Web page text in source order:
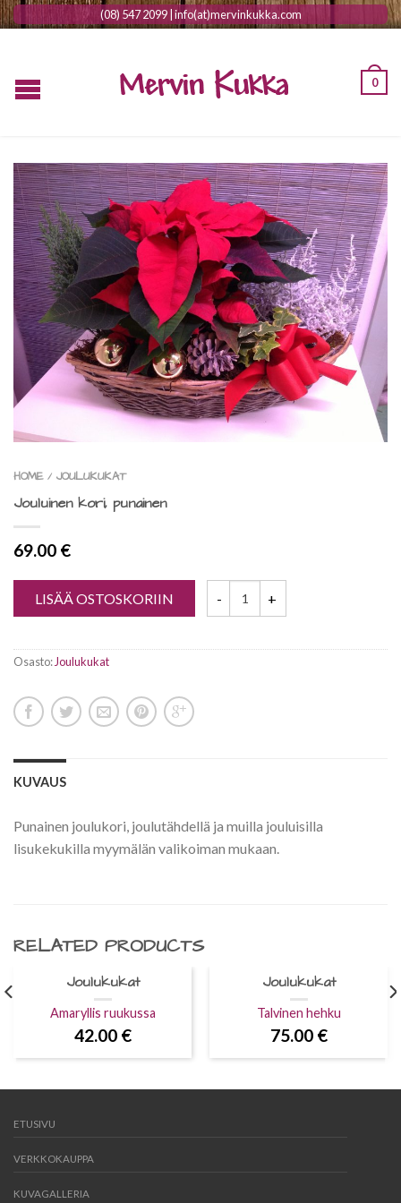
(08) 547 2099 | info(at)mervinkukka.com
0
HOME / JOULUKUKAT
Jouluinen kori, punainen
69.00 €
LISÄÄ OSTOSKORIIN
Osasto:Joulukukat
KUVAUS
Punainen joulukori, joulutähdellä ja muilla jouluisilla
lisukekukilla myymälän valikoiman mukaan.
RELATED PRODUCTS
Joulukukat
Amaryllis ruukussa
42.00 €
Joulukukat
Talvinen hehku
75.00 €
ETUSIVU
VERKKOKAUPPA
KUVAGALLERIA